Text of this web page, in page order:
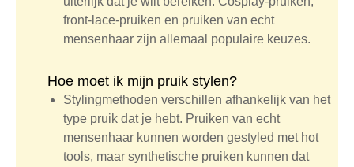
front-lace-pruiken en pruiken van echt
mensenhaar zijn allemaal populaire keuzes.
Hoe moet ik mijn pruik stylen?
Stylingmethoden verschillen afhankelijk van het
type pruik dat je hebt. Pruiken van echt
mensenhaar kunnen worden gestyled met hot
tools, maar synthetische pruiken kunnen dat